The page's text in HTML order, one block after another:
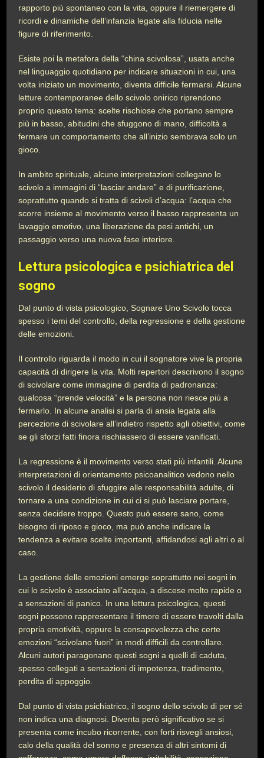
rapporto più spontaneo con la vita, oppure il riemergere di
ricordi e dinamiche dell’infanzia legate alla fiducia nelle
figure di riferimento.
Esiste poi la metafora della “china scivolosa”, usata anche
nel linguaggio quotidiano per indicare situazioni in cui, una
volta iniziato un movimento, diventa difficile fermarsi. Alcune
letture contemporanee dello scivolo onirico riprendono
proprio questo tema: scelte rischiose che portano sempre
più in basso, abitudini che sfuggono di mano, difficoltà a
fermare un comportamento che all’inizio sembrava solo un
gioco.
In ambito spirituale, alcune interpretazioni collegano lo
scivolo a immagini di “lasciar andare” e di purificazione,
soprattutto quando si tratta di scivoli d’acqua: l’acqua che
scorre insieme al movimento verso il basso rappresenta un
lavaggio emotivo, una liberazione da pesi antichi, un
passaggio verso una nuova fase interiore.
Lettura psicologica e psichiatrica del
sogno
Dal punto di vista psicologico, Sognare Uno Scivolo tocca
spesso i temi del controllo, della regressione e della gestione
delle emozioni.
Il controllo riguarda il modo in cui il sognatore vive la propria
capacità di dirigere la vita. Molti repertori descrivono il sogno
di scivolare come immagine di perdita di padronanza:
qualcosa “prende velocità” e la persona non riesce più a
fermarlo. In alcune analisi si parla di ansia legata alla
percezione di scivolare all’indietro rispetto agli obiettivi, come
se gli sforzi fatti finora rischiassero di essere vanificati.
La regressione è il movimento verso stati più infantili. Alcune
interpretazioni di orientamento psicoanalitico vedono nello
scivolo il desiderio di sfuggire alle responsabilità adulte, di
tornare a una condizione in cui ci si può lasciare portare,
senza decidere troppo. Questo può essere sano, come
bisogno di riposo e gioco, ma può anche indicare la
tendenza a evitare scelte importanti, affidandosi agli altri o al
caso.
La gestione delle emozioni emerge soprattutto nei sogni in
cui lo scivolo è associato all’acqua, a discese molto rapide o
a sensazioni di panico. In una lettura psicologica, questi
sogni possono rappresentare il timore di essere travolti dalla
propria emotività, oppure la consapevolezza che certe
emozioni “scivolano fuori” in modi difficili da controllare.
Alcuni autori paragonano questi sogni a quelli di caduta,
spesso collegati a sensazioni di impotenza, tradimento,
perdita di appoggio.
Dal punto di vista psichiatrico, il sogno dello scivolo di per sé
non indica una diagnosi. Diventa però significativo se si
presenta come incubo ricorrente, con forti risvegli ansiosi,
calo della qualità del sonno e presenza di altri sintomi di